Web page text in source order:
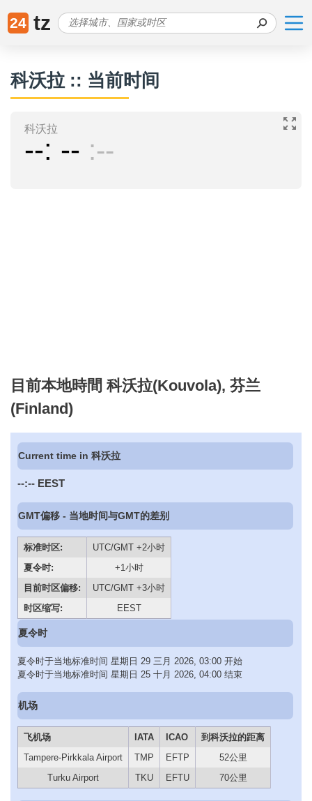
24 tz
科沃拉 :: 当前时间
科沃拉
-- -- --
目前本地時間 科沃拉(Kouvola), 芬兰
(Finland)
Current time in 科沃拉
--:-- EEST
GMT偏移 - 当地时间与GMT的差别
标准时区:
UTC/GMT +2小时
夏令时:
+1小时
目前时区偏移:
UTC/GMT +3小时
时区缩写:
EEST
夏令时
夏令时于当地标准时间 星期日 29 三月 2026, 03:00 开始
夏令时于当地标准时间 星期日 25 十月 2026, 04:00 结束
机场
飞机场 IATA ICAO
到科沃拉的距离
Tampere-Pirkkala Airport
TMP EFTP
52公里
Turku Airport
TKU EFTU 70公里